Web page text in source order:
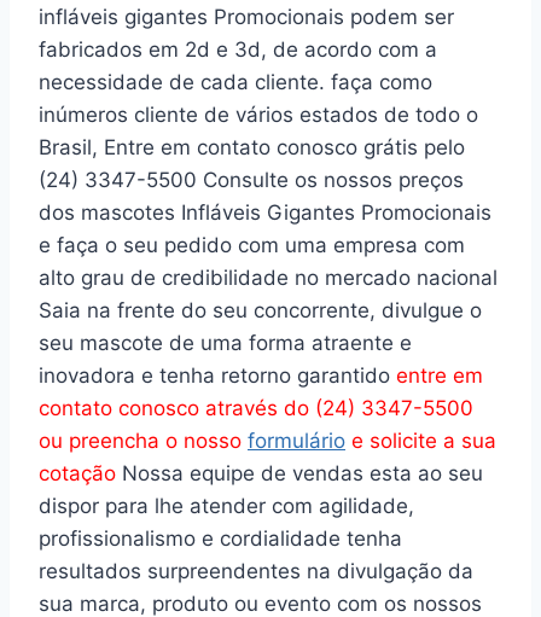
infláveis gigantes Promocionais podem ser
fabricados em 2d e 3d, de acordo com a
necessidade de cada cliente. faça como
inúmeros cliente de vários estados de todo o
Brasil, Entre em contato conosco grátis pelo
(24) 3347-5500 Consulte os nossos preços
dos mascotes Infláveis Gigantes Promocionais
e faça o seu pedido com uma empresa com
alto grau de credibilidade no mercado nacional
Saia na frente do seu concorrente, divulgue o
seu mascote de uma forma atraente e
inovadora e tenha retorno garantido entre em
contato conosco através do (24) 3347-5500
ou preencha o nosso formulário e solicite a sua
cotação Nossa equipe de vendas esta ao seu
dispor para lhe atender com agilidade,
profissionalismo e cordialidade tenha
resultados surpreendentes na divulgação da
sua marca, produto ou evento com os nossos